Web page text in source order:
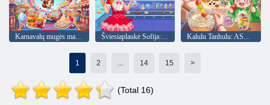
Šviesiaplaukė Sofija: Laboratoriniai ledai
1 2 14 15 >
(Total 16)